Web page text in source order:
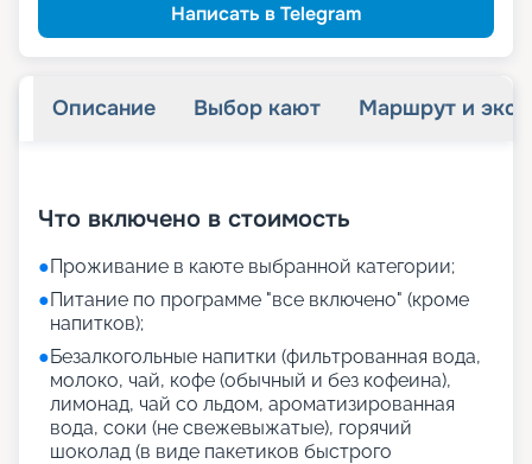
Написать в Telegram
Описание Выбор кают Маршрут и
Что включено в стоимость
●Проживание в каюте выбранной категории;
●Питание по программе "все включено" (кроме
напитков);
●Безалкогольные напитки (фильтрованная вода,
молоко, чай, кофе (обычный и без кофеина),
лимонад, чай со льдом, ароматизированная
вода, соки (не свежевыжатые), горячий
шоколад (в виде пакетиков быстрого